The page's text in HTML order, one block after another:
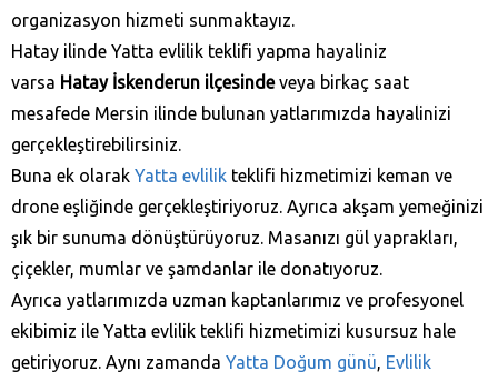
organizasyon hizmeti sunmaktayız.
Hatay ilinde Yatta evlilik teklifi yapma hayaliniz
varsa Hatay İskenderun ilçesindeveya birkaç saat
mesafede Mersin ilinde bulunan yatlarımızda hayalinizi
gerçekleştirebilirsiniz.
Buna ek olarak Yatta evlilik teklifi hizmetimizi keman ve
drone eşliğinde gerçekleştiriyoruz. Ayrıca akşam yemeğinizi
şık bir sunuma dönüştürüyoruz. Masanızı gül yaprakları,
çiçekler, mumlar ve şamdanlar ile donatıyoruz.
Ayrıca yatlarımızda uzman kaptanlarımız ve profesyonel
ekibimiz ile Yatta evlilik teklifi hizmetimizi kusursuz hale
getiriyoruz. Aynı zamanda Yatta Doğum günü Evlilik